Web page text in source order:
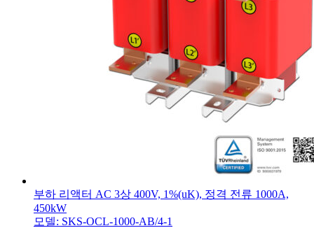
부하 리액터 AC 3상 400V, 1%(uK), 정격 전류 1000A,
450kW
모델: SKS-OCL-1000-AB/4-1